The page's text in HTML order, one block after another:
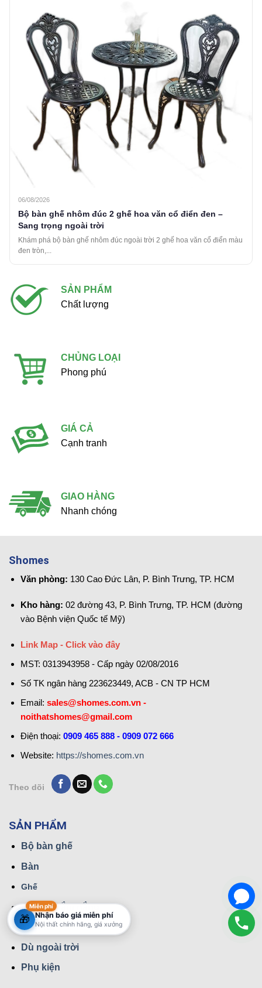
06/08/2026
Bộ bàn ghế nhôm đúc 2 ghế hoa văn cổ điển đen –
Sang trọng ngoài trời
Khám phá bộ bàn ghế nhôm đúc ngoài trời 2 ghế hoa văn cổ điển màu
đen tròn,...
SẢN PHẨM
Chất lượng
CHỦNG LOẠI
Phong phú
GIÁ CẢ
Cạnh tranh
GIAO HÀNG
Nhanh chóng
Shomes
Văn phòng: 130 Cao Đức Lân, P. Bình Trưng, TP. HCM
Kho hàng: 02 đường 43, P. Bình Trưng, TP. HCM (đường
vào Bệnh viện Quốc tế Mỹ)
Link Map - Click vào đây
MST: 0313943958 - Cấp ngày 02/08/2016
Số TK ngân hàng 223623449, ACB - CN TP HCM
Email: sales@shomes.com.vn -
noithatshomes@gmail.com
Điện thoại: 0909 465 888 - 0909 072 666
Website: https://shomes.com.vn
Theo dõi
SẢN PHẨM
Bộ bàn ghế
Bàn
Ghế
Giường tắm nắng
Xích đu
Dù ngoài trời
Phụ kiện
Miễn phí
🎁 Nhận báo giá miễn phí
Nội thất chính hãng, giá xưởng